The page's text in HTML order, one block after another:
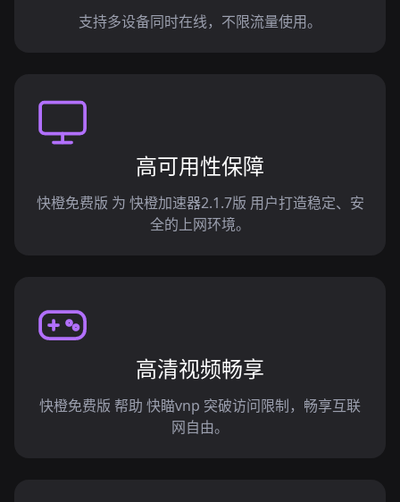
支持多设备同时在线，不限流量使用。
高可用性保障
快橙免费版 为 快橙加速器2.1.7版 用户打造稳定、安
全的上网环境。
高清视频畅享
快橙免费版 帮助 快瞄vnp 突破访问限制，畅享互联
网自由。